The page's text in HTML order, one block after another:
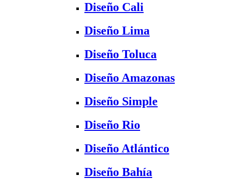
Diseño Cali
Diseño Lima
Diseño Toluca
Diseño Amazonas
Diseño Simple
Diseño Rio
Diseño Atlántico
Diseño Bahía